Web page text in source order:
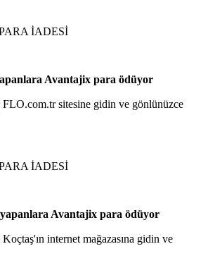
İADESİ
Avantajix para ödüyor
FLO.com.tr sitesine gidin ve gönlünüzce
İADESİ
yapanlara Avantajix para ödüyor
internet mağazasına gidin ve